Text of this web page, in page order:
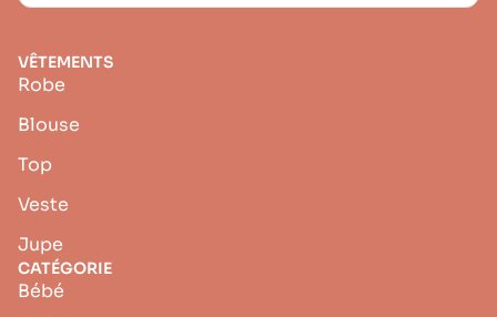
VÊTEMENTS
Robe
Blouse
Top
Veste
Jupe
CATÉGORIE
Bébé